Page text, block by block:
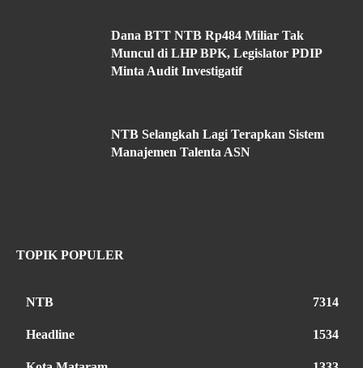
Dana BTT NTB Rp484 Miliar Tak
Muncul di LHP BPK, Legislator PDIP
Minta Audit Investigatif
NTB Selangkah Lagi Terapkan Sistem
Manajemen Talenta ASN
TOPIK POPULER
NTB 7314
Headline 1534